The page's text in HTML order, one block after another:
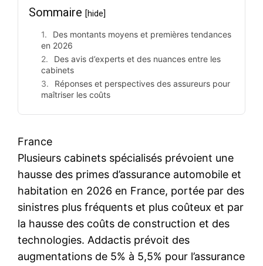
Sommaire [hide]
Des montants moyens et premières tendances
en 2026
Des avis d’experts et des nuances entre les
cabinets
Réponses et perspectives des assureurs pour
maîtriser les coûts
France
Plusieurs cabinets spécialisés prévoient une
hausse des primes d’assurance automobile et
habitation en 2026 en France, portée par des
sinistres plus fréquents et plus coûteux et par
la hausse des coûts de construction et des
technologies. Addactis prévoit des
augmentations de 5% à 5,5% pour l’assurance